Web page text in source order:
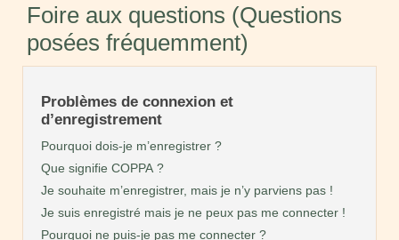
Foire aux questions (Questions
posées fréquemment)
Problèmes de connexion et
d’enregistrement
Pourquoi dois-je m’enregistrer ?
Que signifie COPPA ?
Je souhaite m’enregistrer, mais je n’y parviens pas !
Je suis enregistré mais je ne peux pas me connecter !
Pourquoi ne puis-je pas me connecter ?